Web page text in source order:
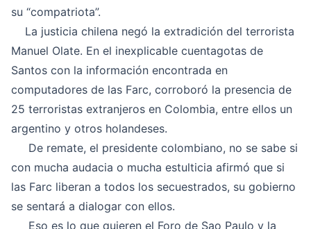
su “compatriota”.
La justicia chilena negó la extradición del terrorista
Manuel Olate. En el inexplicable cuentagotas de
Santos con la información encontrada en
computadores de las Farc, corroboró la presencia de
25 terroristas extranjeros en Colombia, entre ellos un
argentino y otros holandeses.
De remate, el presidente colombiano, no se sabe si
con mucha audacia o mucha estulticia afirmó que si
las Farc liberan a todos los secuestrados, su gobierno
se sentará a dialogar con ellos.
Eso es lo que quieren el Foro de Sao Paulo y la